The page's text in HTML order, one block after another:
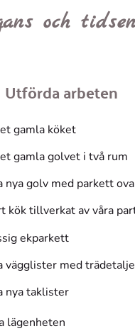
och
Utförda arbeten
gamla köket
gamla golvet i två rum
nya golv med parkett
kök tillverkat av våra
ekparkett
vägglister med
nya taklister
lägenheten